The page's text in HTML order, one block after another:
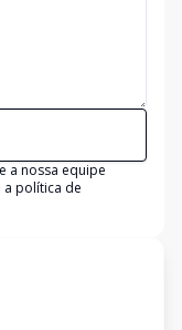
a nossa equipe
a política de